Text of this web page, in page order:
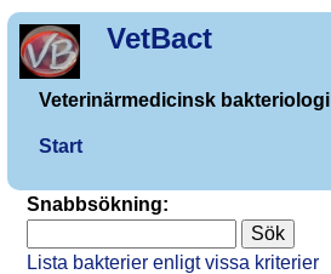
VetBact
Veterinärmedicinsk bakteriologi
Start
Snabbsökning:
Lista bakterier enligt vissa kriterier